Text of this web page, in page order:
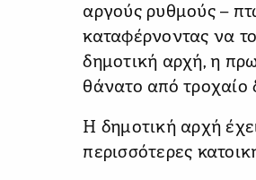
αργούς ρυθμούς –
καταφέρνοντας να
δημοτική αρχή, η
θάνατο από τροχαίο
Η δημοτική αρχή
περισσότερες